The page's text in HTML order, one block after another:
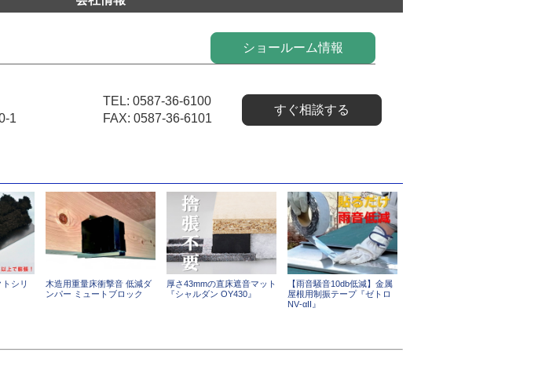
ショールーム情報
1
TEL: 0587-36-6100
FAX: 0587-36-6101
すぐ相談する
トシリ
木造用重量床衝撃音 低減ダ
ンパー ミュートブロック
厚さ43mmの直床遮音マット
『シャルダン OY430』
【雨音騒音10db低減】金属
屋根用制振テープ『ゼトロ
NV‐αII』